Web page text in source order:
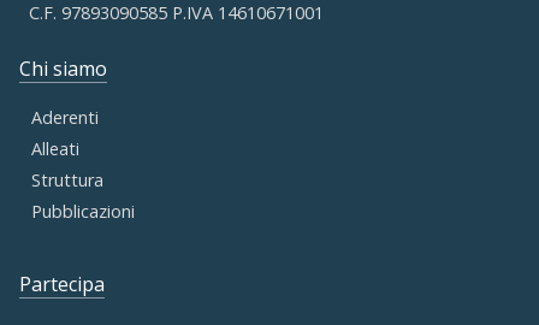
C.F. 97893090585 P.IVA 14610671001
Chi siamo
Aderenti
Alleati
Struttura
Pubblicazioni
Partecipa